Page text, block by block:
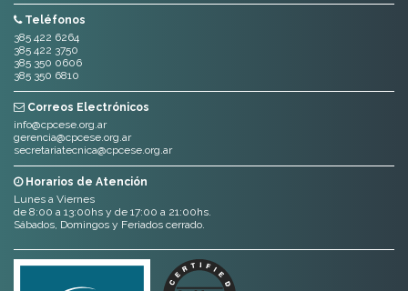
Teléfonos
385 422 6264
385 422 3750
385 350 0606
385 350 6810
Correos Electrónicos
info@cpcese.org.ar
gerencia@cpcese.org.ar
secretariatecnica@cpcese.org.ar
Horarios de Atención
Lunes a Viernes
de 8:00 a 13:00hs y de 17:00 a 21:00hs.
Sábados, Domingos y Feriados cerrado.